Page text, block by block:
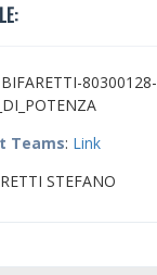
80300128-
Teams: Link
STEFANO